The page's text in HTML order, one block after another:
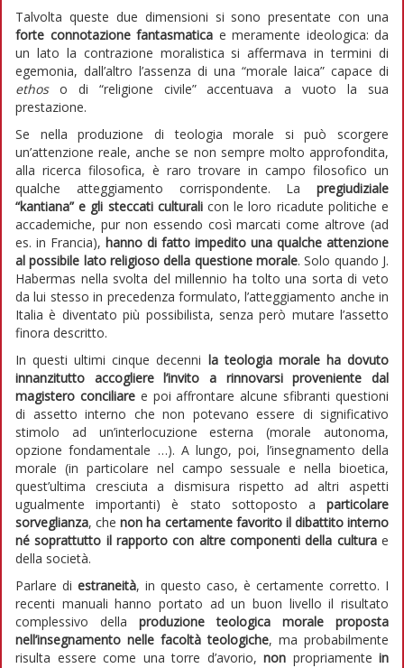
Talvolta queste due dimensioni si sono presentate con una
forte connotazione fantasmatica e meramente ideologica: da
un lato la contrazione moralistica si affermava in termini di
egemonia, dall’altro l’assenza di una “morale laica” capace di
ethoso di “religione civile” accentuava a vuoto la sua
prestazione.
Se nella produzione di teologia morale si può scorgere
un’attenzione reale, anche se non sempre molto approfondita,
alla ricerca filosofica, è raro trovare in campo filosofico un
qualche atteggiamento corrispondente. La pregiudiziale
“kantiana” e gli steccati culturalicon le loro ricadute politiche e
accademiche, pur non essendo così marcati come altrove (ad
es. in Francia), hanno di fatto impedito una qualche attenzione
al possibile lato religioso della questione morale. Solo quando J.
Habermas nella svolta del millennio ha tolto una sorta di veto
da lui stesso in precedenza formulato, l’atteggiamento anche in
Italia è diventato più possibilista, senza però mutare l’assetto
finora descritto.
In questi ultimi cinque decenni la teologia morale ha dovuto
innanzitutto accogliere l’invito a rinnovarsi proveniente dal
magistero conciliaree poi affrontare alcune sfibranti questioni
di assetto interno che non potevano essere di significativo
stimolo ad un’interlocuzione esterna (morale autonoma,
opzione fondamentale …). A lungo, poi, l’insegnamento della
morale (in particolare nel campo sessuale e nella bioetica,
quest’ultima cresciuta a dismisura rispetto ad altri aspetti
ugualmente importanti) è stato sottoposto a particolare
sorveglianza, chenon ha certamente favorito il dibattito interno
né soprattutto il rapporto con altre componenti della culturae
della società.
Parlare di estraneità, in questo caso, è certamente corretto. I
recenti manuali hanno portato ad un buon livello il risultato
complessivo della produzione teologica morale proposta
nell’insegnamento nelle facoltà teologiche, ma probabilmente
risulta essere come una torre d’avorio, non propriamente in